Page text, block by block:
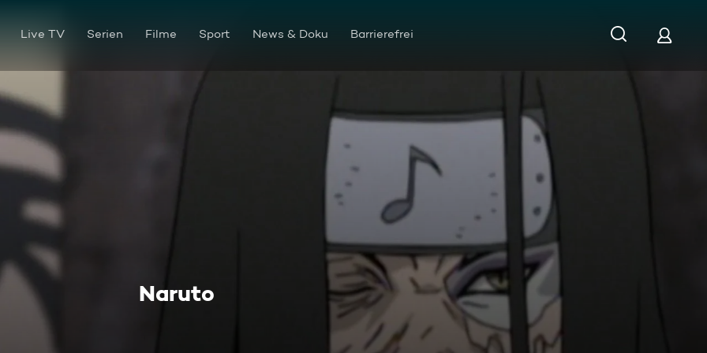
Live TV Serien Filme Sport News & Doku Barrierefrei
Naruto